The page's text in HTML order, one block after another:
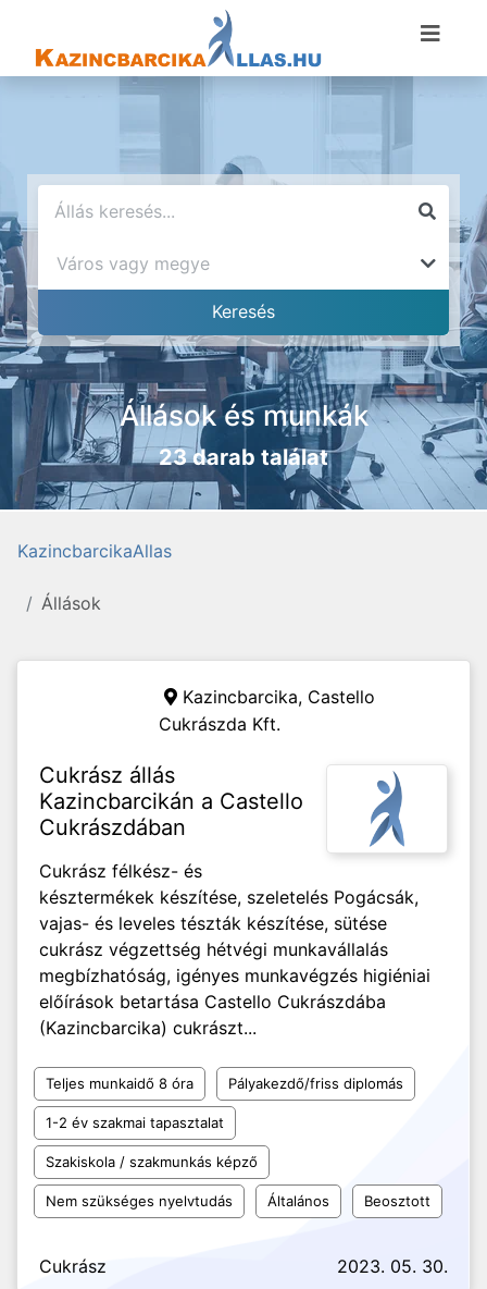
Állások és munkák
23 darab találat
KazincbarcikaAllas
Állások
Kazincbarcika, Castello
Cukrászda Kft.
Cukrász állás
Kazincbarcikán a Castello
Cukrászdában
Cukrász félkész- és
késztermékek készítése, szeletelés Pogácsák,
vajas- és leveles tészták készítése, sütése
cukrász végzettség hétvégi munkavállalás
megbízhatóság, igényes munkavégzés higiéniai
előírások betartása Castello Cukrászdába
(Kazincbarcika) cukrászt...
Teljes munkaidő 8 óra Pályakezdő/friss diplomás
1-2 év szakmai tapasztalat
Szakiskola / szakmunkás képző
Nem szükséges nyelvtudás Általános Beosztott
Cukrász 2023. 05. 30.